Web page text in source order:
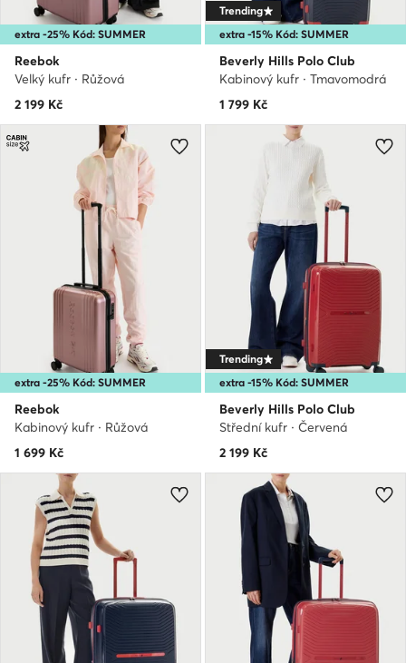
extra -25% Kód: SUMMER
Reebok
Velký kufr · Růžová
2 199 Kč
extra -15% Kód: SUMMER
Trending
Beverly Hills Polo Club
Kabinový kufr · Tmavomodrá
1 799 Kč
extra -25% Kód: SUMMER
Reebok
Kabinový kufr · Růžová
1 699 Kč
extra -15% Kód: SUMMER
Trending
Beverly Hills Polo Club
Střední kufr · Červená
2 199 Kč